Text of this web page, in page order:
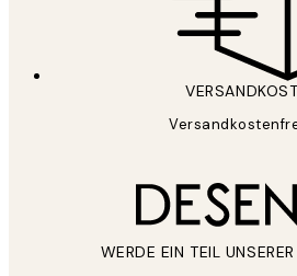
WERDE EIN TEIL